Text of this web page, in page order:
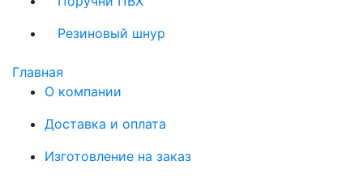
Резиновый шнур
Главная
О компании
Доставка и оплата
Изготовление на заказ